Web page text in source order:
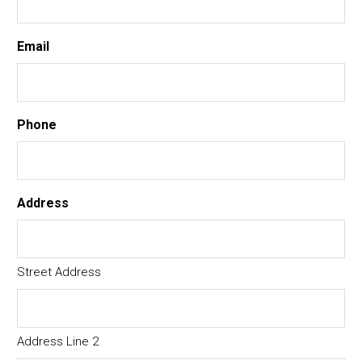
Email
Phone
Address
Street Address
Address Line 2